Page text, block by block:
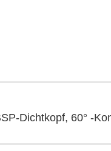
Dichtkopf, 60° -